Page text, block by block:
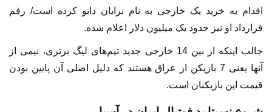
اقدام به خرید یک خارجی به نام برایان دابو کرده است/ رقم
قرارداد او نیز حدود یک میلیون دلار اعلام شده.
جالب اینکه از بین 14 خارجی جدید تیم‌های لیگ برتری، نیمی از
آنها یعنی 7 بازیکن از عراق هستند که دلیل اصلی آن پایین بودن
قیمت این بازیکنان است.